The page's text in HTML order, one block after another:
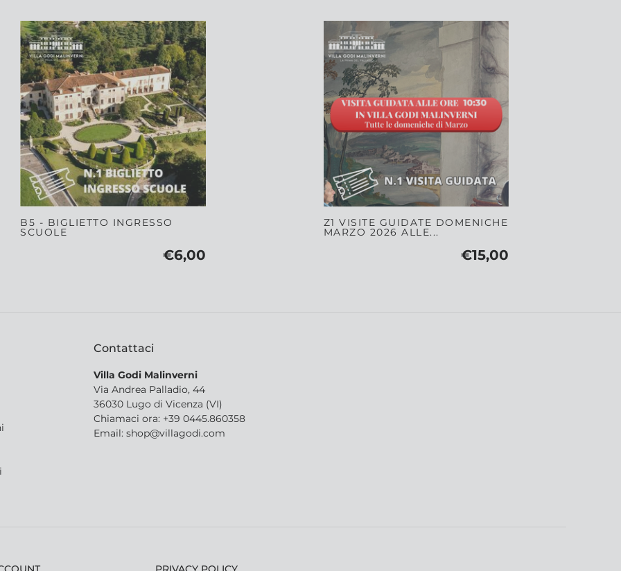
B5 - BIGLIETTO INGRESSO
SCUOLE
€6,00
Z1 VISITE GUIDATE DOMENICHE
MARZO 2026 ALLE...
€15,00
Contattaci
Villa Godi Malinverni
Via Andrea Palladio, 44
36030 Lugo di Vicenza (VI)
Chiamaci ora: +39 0445.860358
Email: shop@villagodi.com